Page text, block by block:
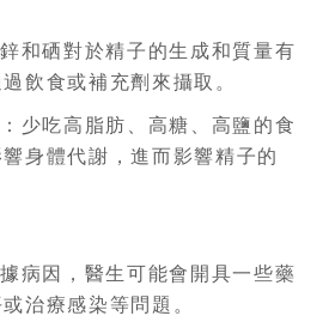
和硒對於精子的生成和質量有
飲食或補充劑來攝取。
少吃高脂肪、高糖、高鹽的食
身體代謝，進而影響精子的
病因，醫生可能會開具一些藥
治療感染等問題。